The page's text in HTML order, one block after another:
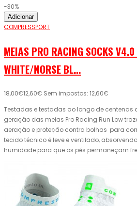
-30%
Adicionar
COMPRESSPORT
MEIAS PRO RACING SOCKS V4.0
WHITE/NORSE BL...
18,00€12,60€ Sem impostos: 12,60€
Testadas e testadas ao longo de centenas
geração das meias Pro Racing Run Low
aeração e proteção contra bolhas para
tecido técnico é leve e ventilado,
humidade para que os pés permaneçam